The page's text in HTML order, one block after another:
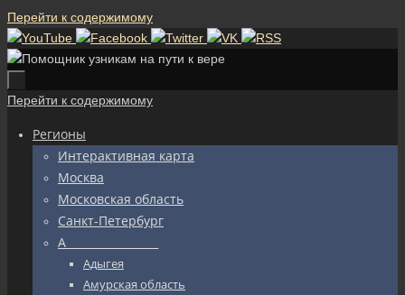
Перейти к содержимому
Перейти к содержимому
Регионы
Интерактивная карта
Москва
Московская область
Санкт-Петербург
А_________________
Адыгея
Амурская область